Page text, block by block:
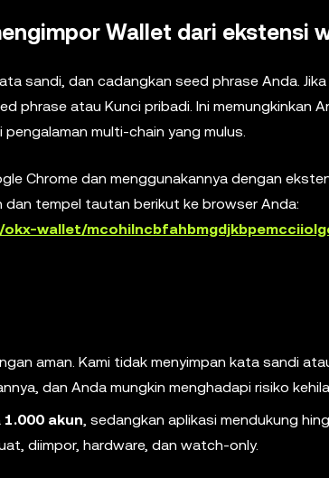
Wallet dari ekstensi
sandi, dan cadangkan seed phrase Anda.
phrase atau Kunci pribadi. Ini memungkinkan
multi-chain yang mulus.
Chrome dan menggunakannya dengan
tempel tautan berikut ke browser Anda:
wallet/
aman. Kami tidak menyimpan kata sandi
dan Anda mungkin menghadapi risiko
1.000 akun, sedangkan aplikasi mendukung
diimpor, hardware, dan watch-only.